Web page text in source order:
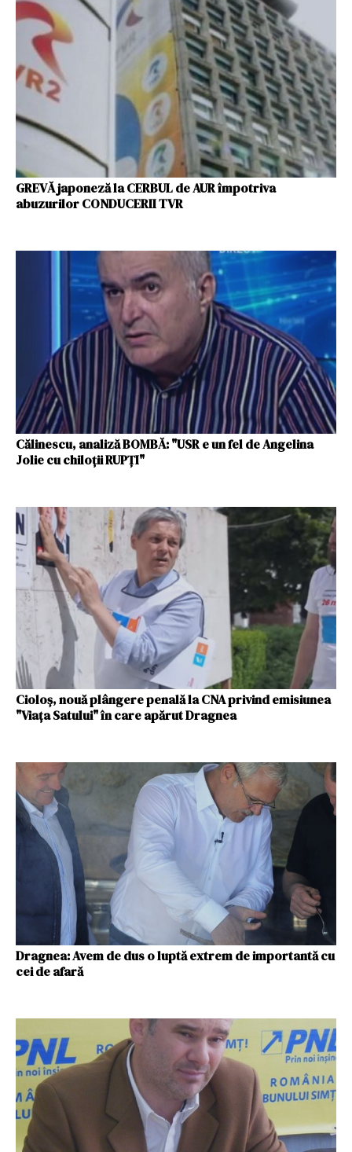
GREVĂ japoneză la CERBUL de AUR împotriva
abuzurilor CONDUCERII TVR
Călinescu, analiză BOMBĂ: "USR e un fel de Angelina
Jolie cu chiloții RUPȚI"
Cioloș, nouă plângere penală la CNA privind emisiunea
"Viața Satului" în care apărut Dragnea
Dragnea: Avem de dus o luptă extrem de importantă cu
cei de afară